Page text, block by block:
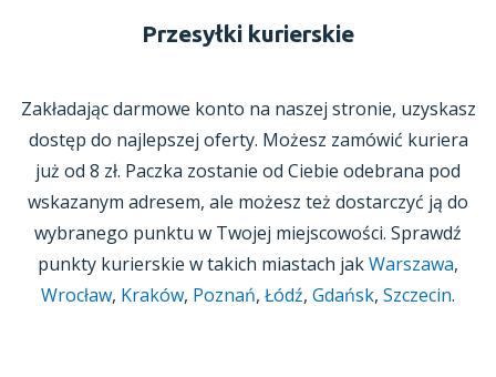
Przesyłki kurierskie
Zakładając darmowe konto na naszej stronie, uzyskasz
dostęp do najlepszej oferty. Możesz zamówić kuriera
już od 8 zł. Paczka zostanie od Ciebie odebrana pod
wskazanym adresem, ale możesz też dostarczyć ją do
wybranego punktu w Twojej miejscowości. Sprawdź
punkty kurierskie w takich miastach jakWarszawa,
Wrocław, Kraków, Poznań, Łódź, Gdańsk, Szczecin.